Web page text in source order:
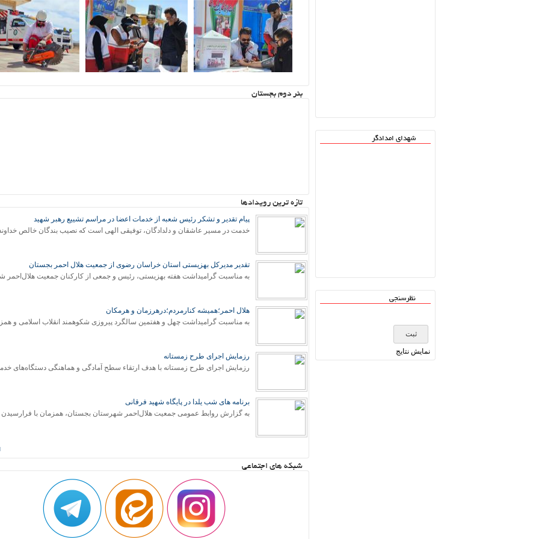
شهدای امدادگر
نظرسنجی
نمايش نتايج
بنر دوم بجستان
تازه ترین رویدادها
پیام تقدیر و تشکر رئیس شعبه از خدمات اعضا در مراسم تشییع رهبر شهید
تقدیر مدیرکل بهزیستی استان خراسان رضوی از جمعیت هلال احمر بجستان
هلال احمر؛همیشه کنارمردم؛درهرزمان و هرمکان
رزمایش اجرای طرح زمستانه
برنامه های شب یلدا در پایگاه شهید فرقانی
شبکه های اجتماعی